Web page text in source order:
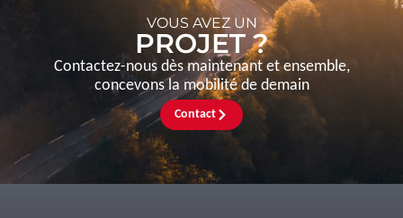
VOUS AVEZ UN
PROJET ?
Contactez-nous dès maintenant et ensemble,
concevons la mobilité de demain
Contact